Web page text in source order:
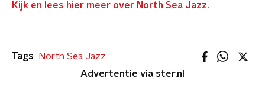
Kijk en lees hier meer over North Sea Jazz.
Tags
North Sea Jazz
Advertentie via ster.nl